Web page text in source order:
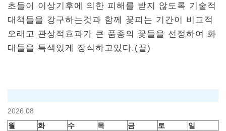
초들이 이상기후에 의한 피해를 받지 않도록 기술적
대책들을 강구하는것과 함께 꽃피는 기간이 비교적
오래고 관상적효과가 큰 품종의 꽃들을 선정하여 화
대들을 특색있게 장식하고있다.(끝)
2026.08
월
화 수 목 금 토
일